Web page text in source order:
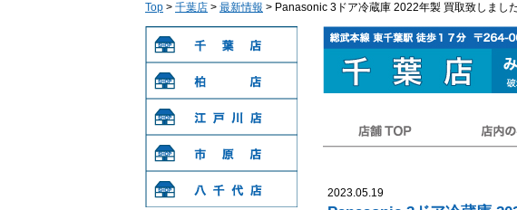
Top > 千葉店 > 最新情報 > Panasonic 3ドア冷蔵庫 2022年製 買取致しまし
2023.05.19